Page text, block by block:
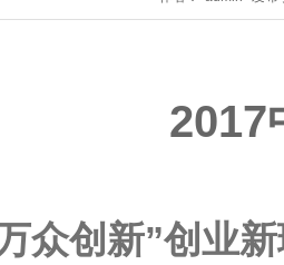
2017
众创新”创业